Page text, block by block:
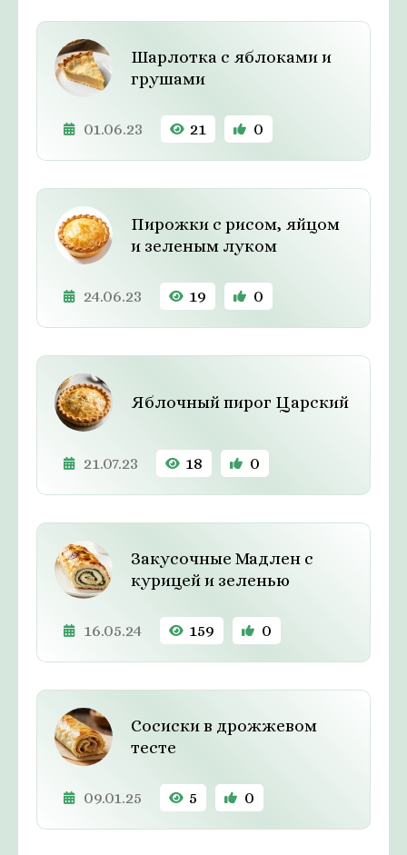
Шарлотка с яблоками и
грушами
01.06.23 21 0
Пирожки с рисом, яйцом
и зеленым луком
24.06.23 19 0
Яблочный пирог Царский
21.07.23 18 0
Закусочные Мадлен с
курицей и зеленью
16.05.24 159 0
Сосиски в дрожжевом
тесте
09.01.25 5 0